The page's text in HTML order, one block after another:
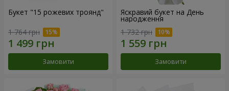
Букет "15 рожевих троянд"
1 764 грн
Замовити
Яскравий букет на День
народження
1 732 грн
Замовити